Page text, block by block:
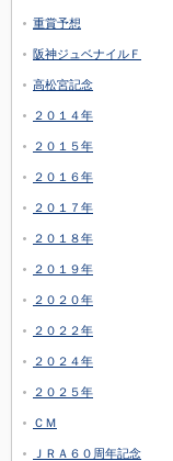
重賞予想
阪神ジュベナイルＦ
高松宮記念
２０１４年
２０１５年
２０１６年
２０１７年
２０１８年
２０１９年
２０２０年
２０２２年
２０２４年
２０２５年
ＣＭ
ＪＲＡ６０周年記念